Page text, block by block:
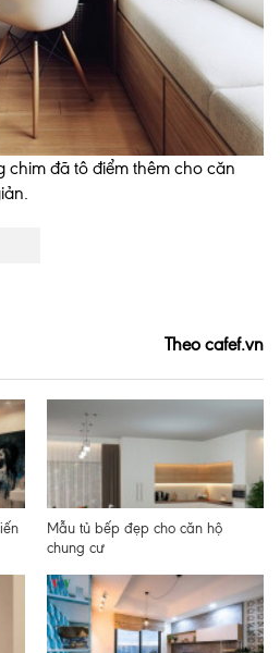
chim đã tô điểm thêm cho căn
Theo cafef.vn
Mẫu tủ bếp đẹp cho căn hộ
chung cư